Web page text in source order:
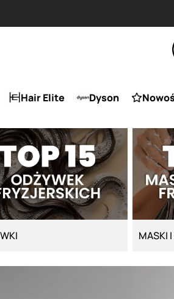
Przy zakupie
Hair Elite Dyson
MASKI